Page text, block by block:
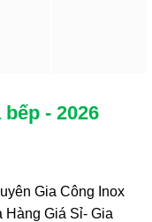
- 2026
Gia Công Inox
Hàng Giá Sỉ- Gia